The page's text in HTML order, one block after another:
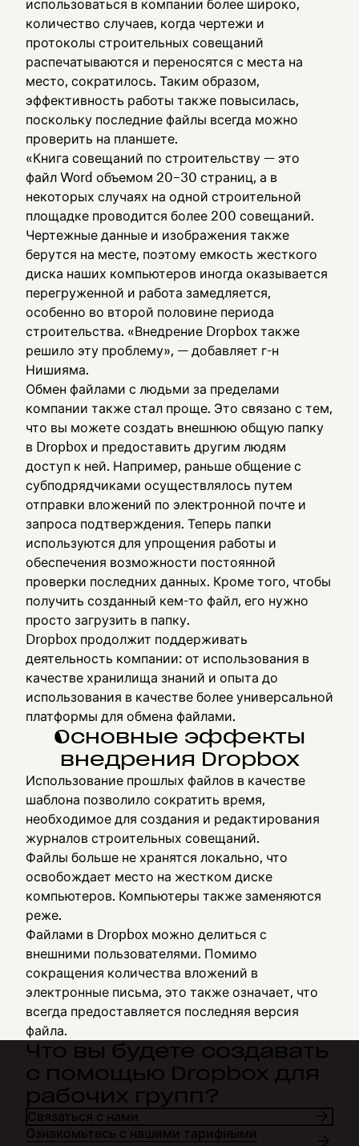
использоваться в компании более широко,
количество случаев, когда чертежи и
протоколы строительных совещаний
распечатываются и переносятся с места на
место, сократилось. Таким образом,
эффективность работы также повысилась,
поскольку последние файлы всегда можно
проверить на планшете.
«Книга совещаний по строительству — это
файл Word объемом 20–30 страниц, а в
некоторых случаях на одной строительной
площадке проводится более 200 совещаний.
Чертежные данные и изображения также
берутся на месте, поэтому емкость жесткого
диска наших компьютеров иногда оказывается
перегруженной и работа замедляется,
особенно во второй половине периода
строительства. «Внедрение Dropbox также
решило эту проблему», — добавляет г-н
Нишияма.
Обмен файлами с людьми за пределами
компании также стал проще. Это связано с тем,
что вы можете создать внешнюю общую папку
в Dropbox и предоставить другим людям
доступ к ней. Например, раньше общение с
субподрядчиками осуществлялось путем
отправки вложений по электронной почте и
запроса подтверждения. Теперь папки
используются для упрощения работы и
обеспечения возможности постоянной
проверки последних данных. Кроме того, чтобы
получить созданный кем-то файл, его нужно
просто загрузить в папку.
Dropbox продолжит поддерживать
деятельность компании: от использования в
качестве хранилища знаний и опыта до
использования в качестве более универсальной
платформы для обмена файлами.
Основные эффекты
внедрения Dropbox
Использование прошлых файлов в качестве
шаблона позволило сократить время,
необходимое для создания и редактирования
журналов строительных совещаний.
Файлы больше не хранятся локально, что
освобождает место на жестком диске
компьютеров. Компьютеры также заменяются
реже.
Файлами в Dropbox можно делиться с
внешними пользователями. Помимо
сокращения количества вложений в
электронные письма, это также означает, что
всегда предоставляется последняя версия
файла.
Что вы будете создавать
с помощью Dropbox для
рабочих групп?
Связаться с нами
Ознакомьтесь с нашими тарифными